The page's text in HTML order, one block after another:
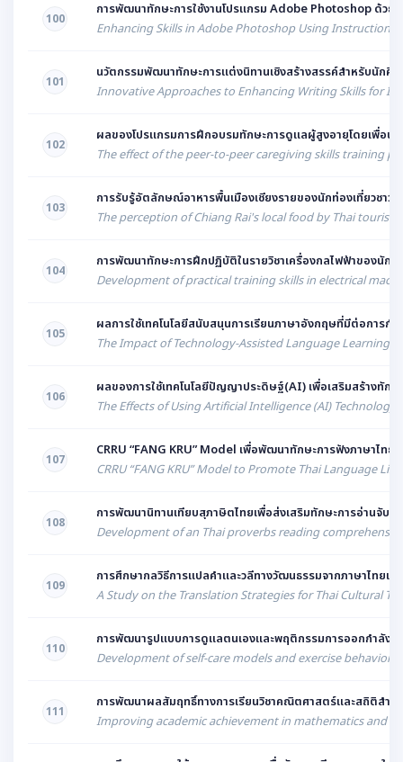
100
การพัฒนาทักษะการใช้งานโปรแกรม Adobe Photoshop ด้วย
Enhancing Skills in Adobe Photoshop Using Instruction
101
นวัตกรรมพัฒนาทักษะการแต่งนิทานเชิงสร้างสรรค์สำหรับนักศึก
Innovative Approaches to Enhancing Writing Skills for
102
ผลของโปรแกรมการฝึกอบรมทักษะการดูแลผู้สูงอายุโดยเพื่อน
The effect of the peer-to-peer caregiving skills training
103
การรับรู้อัตลักษณ์อาหารพื้นเมืองเชียงรายของนักท่องเที่ยวชาว
The perception of Chiang Rai's local food by Thai
104
การพัฒนาทักษะการฝึกปฏิบัติในรายวิชาเครื่องกลไฟฟ้าของนักศึ
Development of practical training skills in electrical
105
ผลการใช้เทคโนโลยีสนับสนุนการเรียนภาษาอังกฤษที่มีต่อการก
The Impact of Technology-Assisted Language Learning
106
ผลของการใช้เทคโนโลยีปัญญาประดิษฐ์(AI) เพื่อเสริมสร้างทัก
The Effects of Using Artificial Intelligence (AI)
107
CRRU “FANG KRU” Model เพื่อพัฒนาทักษะการฟังภาษาไท
CRRU “FANG KRU” Model to Promote Thai Language
108
การพัฒนานิทานเทียบสุภาษิตไทยเพื่อส่งเสริมทักษะการอ่านจับใ
Development of an Thai proverbs reading
109
การศึกษากลวิธีการแปลคำและวลีทางวัฒนธรรมจากภาษาไทยเ
A Study on the Translation Strategies for Thai Cultural
110
การพัฒนารูปแบบการดูแลตนเองและพฤติกรรมการออกกําลังก
Development of self-care models and exercise
111
การพัฒนาผลสัมฤทธิ์ทางการเรียนวิชาคณิตศาสตร์และสถิติสำห
Improving academic achievement in mathematics and